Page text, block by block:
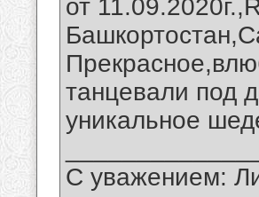
от
танцевали под
уникальное
С уважением: